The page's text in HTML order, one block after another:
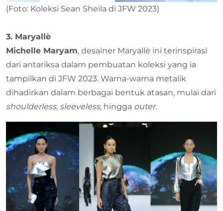
(Foto: Koleksi Sean Sheila di JFW 2023)
3. Maryallè
Michelle Maryam, desainer Maryallè ini terinspirasi
dari antariksa dalam pembuatan koleksi yang ia
tampilkan di JFW 2023. Warna-warna metalik
dihadirkan dalam berbagai bentuk atasan, mulai dari
shoulderless, sleeveless, hingga outer.